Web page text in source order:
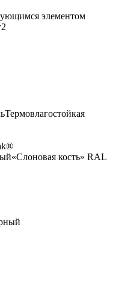
элементом
2
Термовлагостойкая
«Слоновая кость» RAL